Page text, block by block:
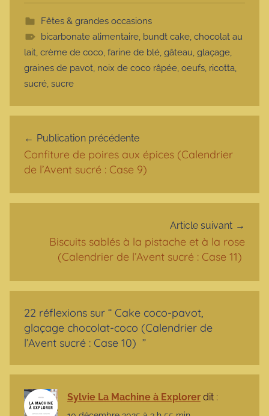
Fêtes & grandes occasions
bicarbonate alimentaire, bundt cake, chocolat au
lait, crème de coco, farine de blé, gâteau, glaçage,
graines de pavot, noix de coco râpée, oeufs, ricotta,
sucré, sucre
Publication précédente
Confiture de poires aux épices (Calendrier
de l’Avent sucré : Case 9)
Article suivant
Biscuits sablés à la pistache et à la rose
(Calendrier de l’Avent sucré : Case 11)
22 réflexions sur “ Cake coco-pavot,
glaçage chocolat-coco (Calendrier de
l’Avent sucré : Case 10) ”
Sylvie La Machine à Explorer dit :